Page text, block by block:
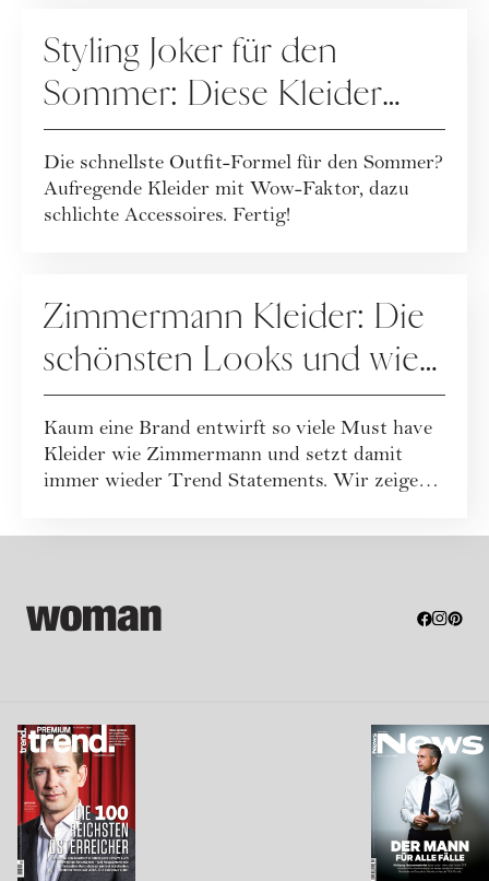
Styling Joker für den
Sommer: Diese Kleider
machen jedes Outfit zum
Hingucker
Die schnellste Outfit-Formel für den Sommer?
Aufregende Kleider mit Wow-Faktor, dazu
schlichte Accessoires. Fertig!
Zimmermann Kleider: Die
schönsten Looks und wie
Sie sie stilvoll kombinieren
Kaum eine Brand entwirft so viele Must have
Kleider wie Zimmermann und setzt damit
immer wieder Trend Statements. Wir zeigen